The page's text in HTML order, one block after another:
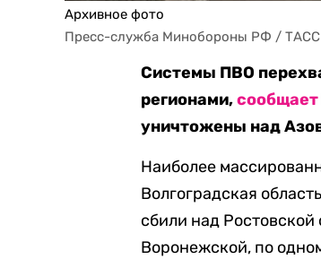
Архивное фото
Пресс-служба Минобороны РФ / ТАСС
Системы ПВО
регионами,сообщает
уничтожены над
Наиболее
Волгоградская
сбили над
Воронежской, по